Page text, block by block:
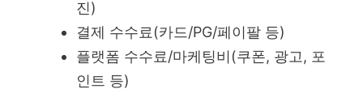
진)
결제 수수료(카드/PG/페이팔 등)
플랫폼 수수료/마케팅비(쿠폰, 광고, 포
인트 등)